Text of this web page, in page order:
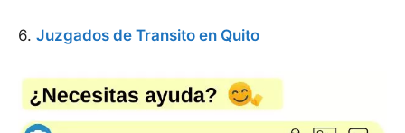
6. Juzgados de Transito en Quito